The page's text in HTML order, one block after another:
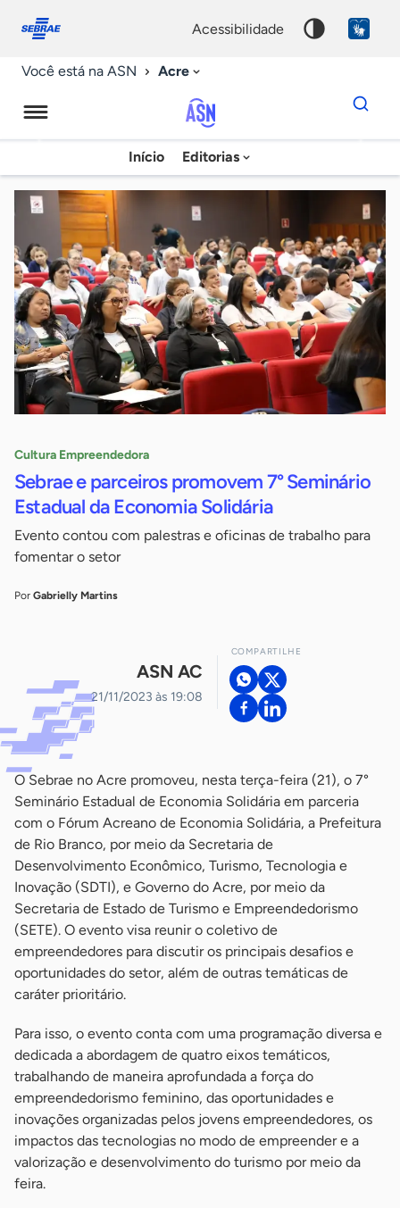
conosco
acessibilidade
Você está na ASN Acre
Agência
Sebrae
de
Notícias
Início Editorias
Dados
para
chave
Cultura Empreendedora
Sebrae e parceiros promovem 7° Seminário
Estadual da Economia Solidária
Evento contou com palestras e oficinas de trabalho para
fomentar o setor
Por Gabrielly Martins
ASN AC
21/11/2023 às 19:08
COMPARTILHE
O Sebrae no Acre promoveu, nesta terça-feira (21), o 7°
Seminário Estadual de Economia Solidária em parceria
com o Fórum Acreano de Economia Solidária, a Prefeitura
de Rio Branco, por meio da Secretaria de
Desenvolvimento Econômico, Turismo, Tecnologia e
Inovação (SDTI), e Governo do Acre, por meio da
Secretaria de Estado de Turismo e Empreendedorismo
(SETE). O evento visa reunir o coletivo de
empreendedores para discutir os principais desafios e
oportunidades do setor, além de outras temáticas de
caráter prioritário.
Para isso, o evento conta com uma programação diversa e
dedicada a abordagem de quatro eixos temáticos,
trabalhando de maneira aprofundada a força do
empreendedorismo feminino, das oportunidades e
inovações organizadas pelos jovens empreendedores, os
impactos das tecnologias no modo de empreender e a
valorização e desenvolvimento do turismo por meio da
feira.